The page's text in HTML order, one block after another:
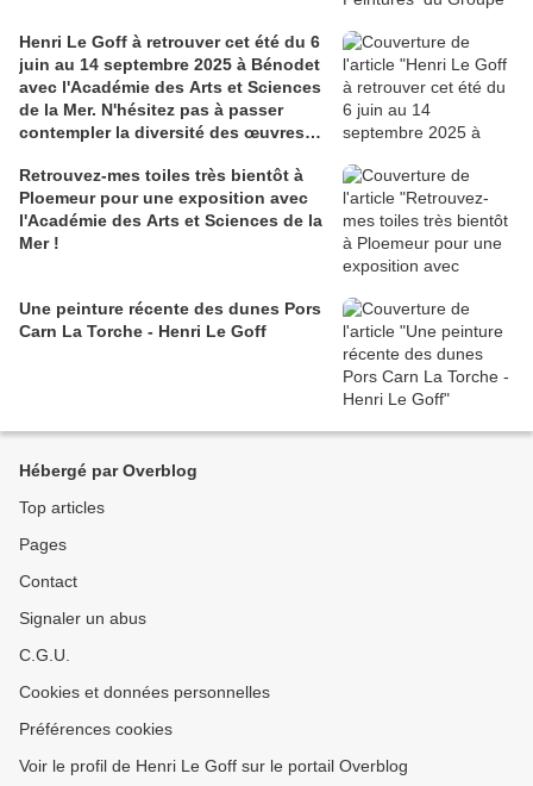
Henri Le Goff à retrouver cet été du 6
juin au 14 septembre 2025 à Bénodet
avec l'Académie des Arts et Sciences
de la Mer. N'hésitez pas à passer
contempler la diversité des œuvres
Retrouvez-mes toiles très bientôt à
Ploemeur pour une exposition avec
l'Académie des Arts et Sciences de la
Mer !
Une peinture récente des dunes Pors
Carn La Torche - Henri Le Goff
Hébergé par Overblog
Top articles
Pages
Contact
Signaler un abus
C.G.U.
Cookies et données personnelles
Préférences cookies
Voir le profil de Henri Le Goff sur le portail Overblog